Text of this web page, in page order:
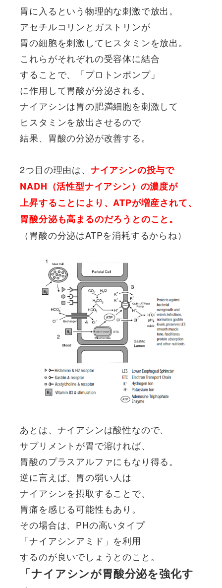
胃に入るという物理的な刺激で放出。
アセチルコリンとガストリンが
胃の細胞を刺激してヒスタミンを放出。
これらがそれぞれの受容体に結合
することで、「プロトンポンプ」
に作用して胃酸が分泌される。
ナイアシンは胃の肥満細胞を刺激して
ヒスタミンを放出させるので
結果、胃酸の分泌が改善する。
2つ目の理由は、 ナイアシンの投与で
NADH（活性型ナイアシン）の濃度が
上昇することにより、ATPが増産されて、
胃酸分泌も高まるのだろうとのこと。
（胃酸の分泌はATPを消耗するからね）
あとは、ナイアシンは酸性なので、
サプリメントが胃で溶ければ、
胃酸のプラスアルファにもなり得る。
逆に言えば、胃の弱い人は
ナイアシンを摂取することで、
胃痛を感じる可能性もあり。
その場合は、PHの高いタイプ
「ナイアシンアミド」を利用
するのが良いでしょうとのこと。
「ナイアシンが胃酸分泌を強化す